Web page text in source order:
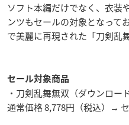
ソフト本編だけでなく、衣装
ンツもセールの対象となって
で美麗に再現された「刀剣乱
セール対象商品
・刀剣乱舞無双（ダウンロー
通常価格 8,778円（税込）→